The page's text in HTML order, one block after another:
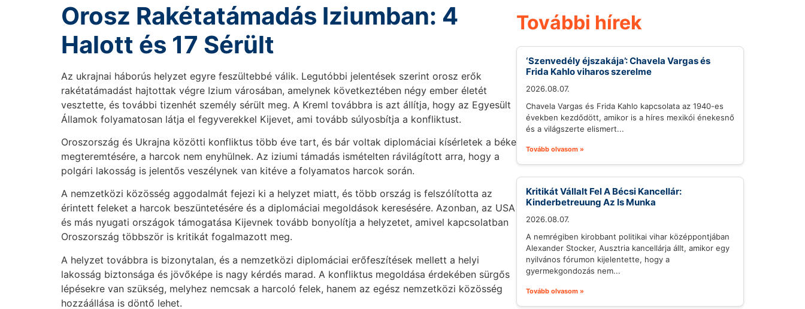
Orosz Rakétatámadás Iziumban: 4
Halott és 17 Sérült
Az ukrajnai háborús helyzet egyre feszültebbé válik. Legutóbbi jelentések szerint orosz erők
rakétatámadást hajtottak végre Izium városában, amelynek következtében négy ember életét
vesztette, és további tizenhét személy sérült meg. A Kreml továbbra is azt állítja, hogy az Egyesült
Államok folyamatosan látja el fegyverekkel Kijevet, ami tovább súlyosbítja a konfliktust.
Oroszország és Ukrajna közötti konfliktus több éve tart, és bár voltak diplomáciai kísérletek a béke
megteremtésére, a harcok nem enyhülnek. Az iziumi támadás ismételten rávilágított arra, hogy a
polgári lakosság is jelentős veszélynek van kitéve a folyamatos harcok során.
A nemzetközi közösség aggodalmát fejezi ki a helyzet miatt, és több ország is felszólította az
érintett feleket a harcok beszüntetésére és a diplomáciai megoldások keresésére. Azonban, az USA
és más nyugati országok támogatása Kijevnek tovább bonyolítja a helyzetet, amivel kapcsolatban
Oroszország többször is kritikát fogalmazott meg.
A helyzet továbbra is bizonytalan, és a nemzetközi diplomáciai erőfeszítések mellett a helyi
lakosság biztonsága és jövőképe is nagy kérdés marad. A konfliktus megoldása érdekében sürgős
lépésekre van szükség, melyhez nemcsak a harcoló felek, hanem az egész nemzetközi közösség
hozzáállása is döntő lehet.
További hírek
‘Szenvedély éjszakája’: Chavela Vargas és
Frida Kahlo viharos szerelme
2026.08.07.
Chavela Vargas és Frida Kahlo kapcsolata az 1940-es
években kezdődött, amikor is a híres mexikói énekesnő
és a világszerte elismert...
Tovább olvasom »
Kritikát Vállalt Fel A Bécsi Kancellár:
Kinderbetreuung Az Is Munka
2026.08.07.
A nemrégiben kirobbant politikai vihar középpontjában
Alexander Stocker, Ausztria kancellárja állt, amikor egy
nyilvános fórumon kijelentette, hogy a
gyermekgondozás nem...
Tovább olvasom »